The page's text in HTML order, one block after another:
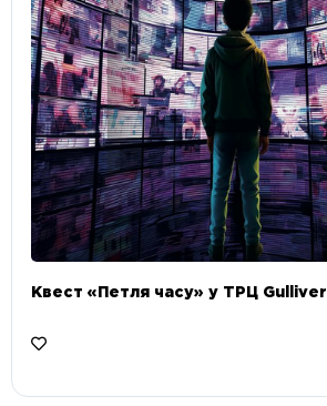
Квест «Петля часу» у ТРЦ Gulliver